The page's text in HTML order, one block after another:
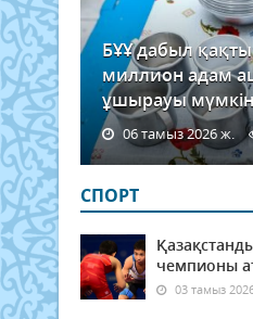
БҰҰ дабыл
миллион адам
ұшырауы мүмкін
06 тамыз 2026 ж.
СПОРТ
чемпионы
03 тамыз